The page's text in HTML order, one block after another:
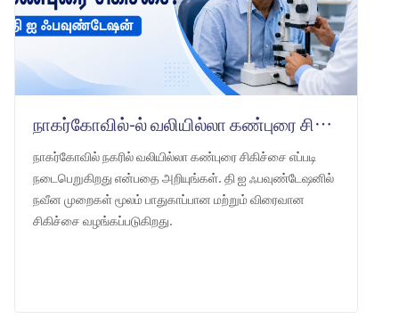
நாகர்கோவில்-ல் வலியில்லா கண்புரை சிகிச்சை: தி ஐ ஃபவுண்டேஷன்
நாகர்கோவில் நகரில் வலியில்லா கண்புரை சிகிச்சை எப்படி
நடைபெறுகிறது என்பதை அறியுங்கள். தி ஐ ஃபவுண்டேஷனில்
நவீன முறைகள் மூலம் பாதுகாப்பான மற்றும் விரைவான
சிகிச்சை வழங்கப்படுகிறது.